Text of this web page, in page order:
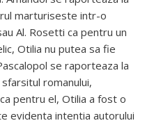
marturiseste intr-o
Al. Rosetti ca pentru un
Otilia nu putea sa fie
se raporteaza la
romanului,
pentru el, Otilia a fost o
evidenta intentia autorului